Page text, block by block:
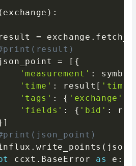
( exchange ) :
= exchange .
= [ {
'measurement' : symbol
'time' : result [
'tags' : { 'exchange'
'fields' : { 'bid' :
]
. write_points (
ccxt . BaseError as e :